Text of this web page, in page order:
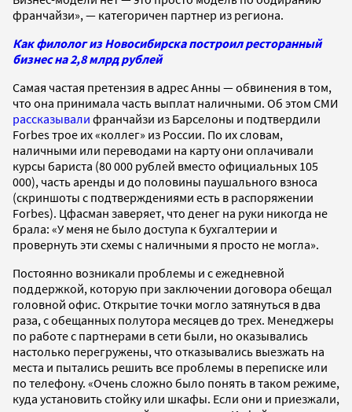
франчайзи»,— категоричен партнер из региона.
Как филолог из Новосибирска построил ресторанный
бизнес на 2,8 млрд рублей
Самая частая претензия в адрес Анны — обвинения в том,
что она принимала часть выплат наличными. Об этом СМИ
рассказывали франчайзи из Барселоны и подтвердили
Forbes трое их «коллег» из России. По их словам,
наличными или переводами на карту они оплачивали
курсы бариста (80 000 рублей вместо официальных 105
000), часть аренды и до половины паушального взноса
(скриншоты с подтверждениями есть в распоряжении
Forbes). Цфасман заверяет, что денег на руки никогда не
брала: «У меня не было доступа к бухгалтерии и
провернуть эти схемы с наличными я просто не могла».
Постоянно возникали проблемы и с ежедневной
поддержкой, которую при заключении договора обещал
головной офис. Открытие точки могло затянуться в два
раза, с обещанных полутора месяцев до трех. Менеджеры
по работе с партнерами в сети были, но оказывались
настолько перегружены, что отказывались выезжать на
места и пытались решить все проблемы в переписке или
по телефону. «Очень сложно было понять в таком режиме,
куда установить стойку или шкафы. Если они и приезжали,